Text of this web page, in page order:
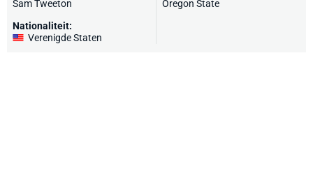
Sam Tweeton
Nationaliteit:
Verenigde Staten
Oregon State